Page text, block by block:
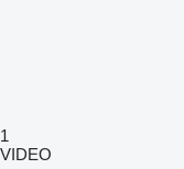
1
VIDEO